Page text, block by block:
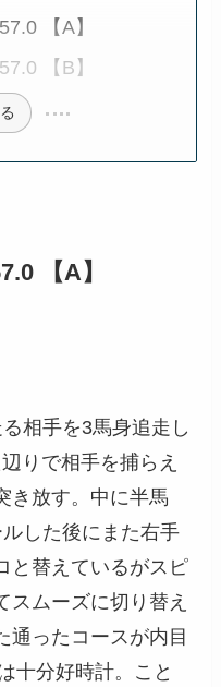
【A】
【B】
A】
相手を3馬身追走し
りで相手を捕らえ
き放す。中に半馬
した後にまた右手
と替えているがスピ
スムーズに切り替え
通ったコースが内目
十分好時計。こと